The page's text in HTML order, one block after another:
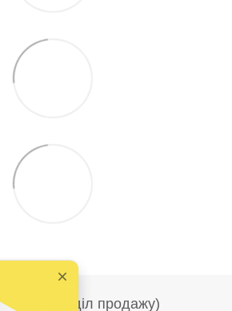
(Відділ продажу)